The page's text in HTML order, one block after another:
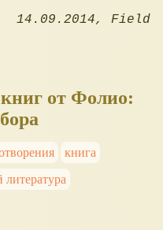
14.09.2014 Field
от Фолио:
книга
литература